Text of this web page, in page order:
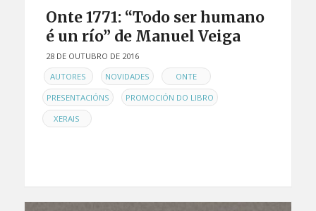
Onte 1771: “Todo ser humano
é un río” de Manuel Veiga
28 DE OUTUBRO DE 2016
ENAUTORES , NOVIDADES , ONTE ,
PRESENTACIÓNS , PROMOCIÓN DO LIBRO ,
XERAIS